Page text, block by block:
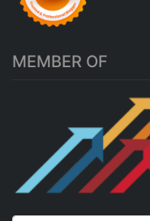
MEMBER OF